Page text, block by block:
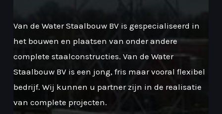
Van de Water Staalbouw BV is gespecialiseerd in
het bouwen en plaatsen van onder andere
complete staalconstructies. Van de Water
Staalbouw BV is een jong, fris maar vooral flexibel
bedrijf. Wij kunnen u partner zijn in de realisatie
van complete projecten.